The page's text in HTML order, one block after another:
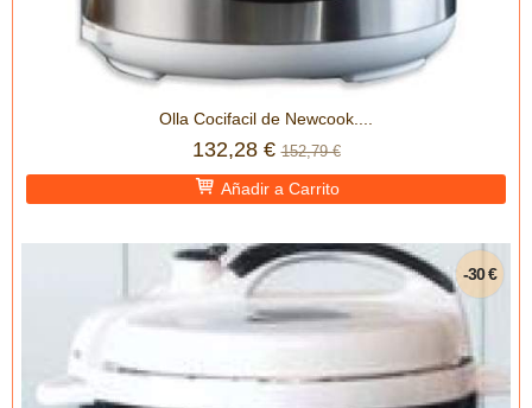
Olla Cocifacil de Newcook....
132,28 €152,79 €
Añadir a Carrito
-30 €